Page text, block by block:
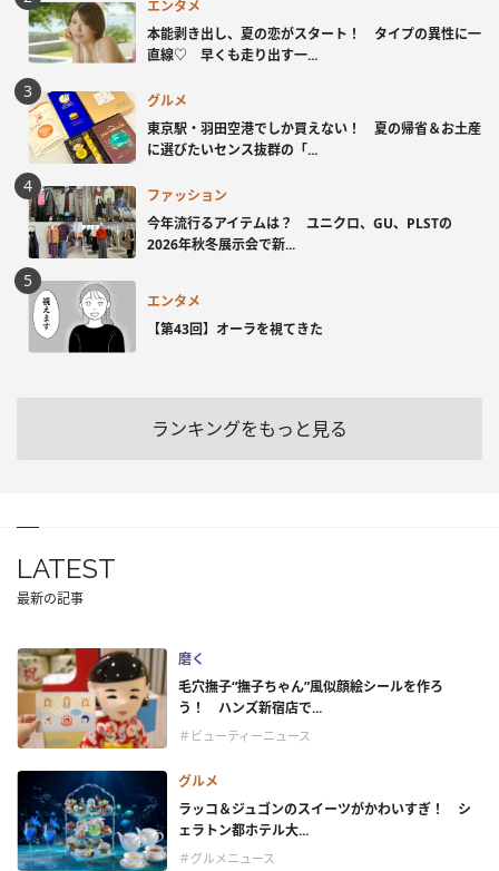
エンタメ
本能剥き出し、夏の恋がスタート！ タイプの異性に一
直線♡ 早くも走り出す一...
グルメ
東京駅・羽田空港でしか買えない！ 夏の帰省＆お土産
に選びたいセンス抜群の「...
ファッション
今年流行るアイテムは？ ユニクロ、GU、PLSTの
2026年秋冬展示会で新...
エンタメ
【第43回】オーラを視てきた
ランキングをもっと見る
LATEST
最新の記事
磨く
毛穴撫子“撫子ちゃん”風似顔絵シールを作ろ
う！ ハンズ新宿店で...
＃ビューティーニュース
グルメ
ラッコ＆ジュゴンのスイーツがかわいすぎ！ シ
ェラトン都ホテル大...
＃グルメニュース